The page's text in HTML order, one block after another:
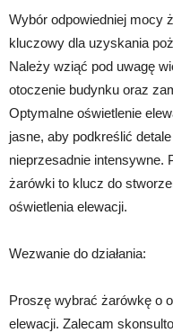
Wybór odpowiedniej mocy
kluczowy dla uzyskania
Należy wziąć pod uwagę
otoczenie budynku oraz
Optymalne oświetlenie
jasne, aby podkreślić
nieprzesadnie intensywne.
żarówki to klucz do
oświetlenia elewacji.
Wezwanie do działania:
Proszę wybrać żarówkę o
elewacji. Zalecam